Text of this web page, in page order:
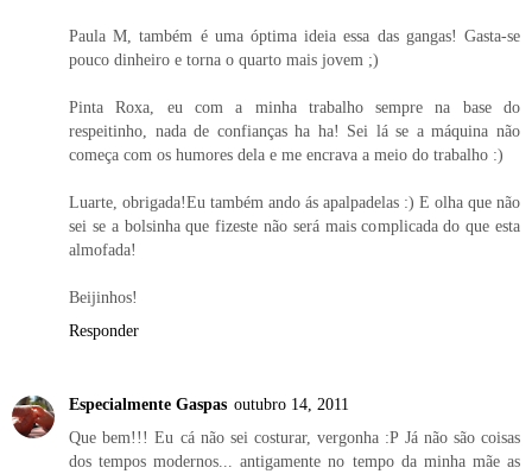
Paula M, também é uma óptima ideia essa das gangas! Gasta-se
pouco dinheiro e torna o quarto mais jovem ;)
Pinta Roxa, eu com a minha trabalho sempre na base do
respeitinho, nada de confianças ha ha! Sei lá se a máquina não
começa com os humores dela e me encrava a meio do trabalho :)
Luarte, obrigada!Eu também ando ás apalpadelas :) E olha que não
sei se a bolsinha que fizeste não será mais complicada do que esta
almofada!
Beijinhos!
Responder
Especialmente Gaspas outubro 14, 2011
Que bem!!! Eu cá não sei costurar, vergonha :P Já não são coisas
dos tempos modernos... antigamente no tempo da minha mãe as